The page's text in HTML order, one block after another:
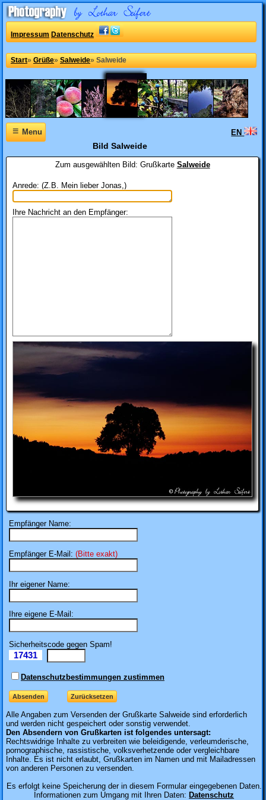
Impressum Datenschutz
Start» Grüße» Salweide» Salweide
≡Menu EN
Bild Salweide
Zum ausgewählten Bild: Grußkarte Salweide
Anrede: (Z.B. Mein lieber Jonas,)
Ihre Nachricht an den Empfänger:
Empfänger Name:
Empfänger E-Mail: (Bitte exakt)
Ihr eigener Name:
Ihre eigene E-Mail:
Sicherheitscode gegen Spam!
17431
Datenschutzbestimmungen zustimmen
Alle Angaben zum Versenden der Grußkarte Salweide sind erforderlich
und werden nicht gespeichert oder sonstig verwendet.
Den Absendern von Grußkarten ist folgendes untersagt:
Rechtswidrige Inhalte zu verbreiten wie beleidigende, verleumderische,
pornographische, rassistische, volksverhetzende oder vergleichbare
Inhalte. Es ist nicht erlaubt, Grußkarten im Namen und mit Mailadressen
von anderen Personen zu versenden.
Es erfolgt keine Speicherung der in diesem Formular eingegebenen Daten.
Informationen zum Umgang mit Ihren Daten: Datenschutz